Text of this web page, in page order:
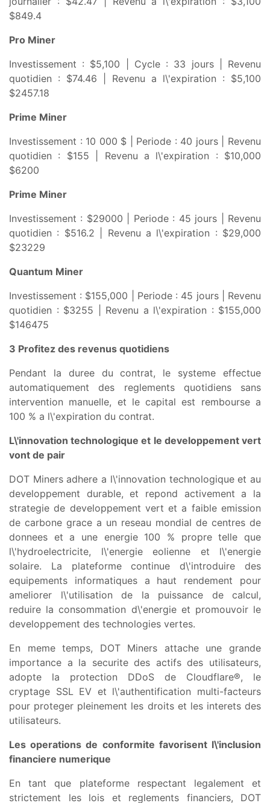
$849.4
Pro Miner
Investissement : $5,100 | Cycle : 33 jours | Revenu
quotidien : $74.46 | Revenu a l\'expiration : $5,100
$2457.18
Prime Miner
Investissement : 10 000 $ | Periode : 40 jours | Revenu
quotidien : $155 | Revenu a l\'expiration : $10,000
$6200
Prime Miner
Investissement : $29000 | Periode : 45 jours | Revenu
quotidien : $516.2 | Revenu a l\'expiration : $29,000
$23229
Quantum Miner
Investissement : $155,000 | Periode : 45 jours | Revenu
quotidien : $3255 | Revenu a l\'expiration : $155,000
$146475
3 Profitez des revenus quotidiens
Pendant la duree du contrat, le systeme effectue
automatiquement des reglements quotidiens sans
intervention manuelle, et le capital est rembourse a
100 % a l\'expiration du contrat.
L\'innovation technologique et le developpement vert
vont de pair
DOT Miners adhere a l\'innovation technologique et au
developpement durable, et repond activement a la
strategie de developpement vert et a faible emission
de carbone grace a un reseau mondial de centres de
donnees et a une energie 100 % propre telle que
l\'hydroelectricite, l\'energie eolienne et l\'energie
solaire. La plateforme continue d\'introduire des
equipements informatiques a haut rendement pour
ameliorer l\'utilisation de la puissance de calcul,
reduire la consommation d\'energie et promouvoir le
developpement des technologies vertes.
En meme temps, DOT Miners attache une grande
importance a la securite des actifs des utilisateurs,
adopte la protection DDoS de Cloudflare®, le
cryptage SSL EV et l\'authentification multi-facteurs
pour proteger pleinement les droits et les interets des
utilisateurs.
Les operations de conformite favorisent l\'inclusion
financiere numerique
En tant que plateforme respectant legalement et
strictement les lois et reglements financiers, DOT